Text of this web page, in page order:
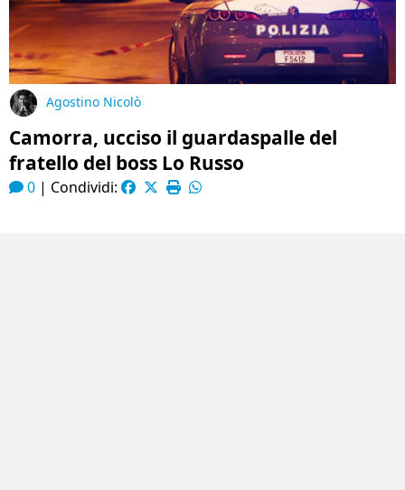
Agostino Nicolò
Camorra, ucciso il guardaspalle del
fratello del boss Lo Russo
0 | Condividi: